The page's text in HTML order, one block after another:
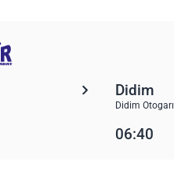
Didim
Didim Otogarı
06:40